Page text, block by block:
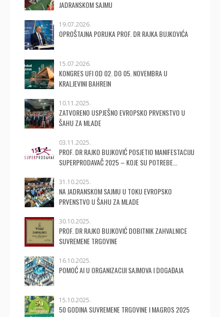
JADRANSKOM SAJMU
19.07.2026.
OPROŠTAJNA PORUKA PROF. DR RAJKA BUJKOVIĆA
15.07.2026.
KONGRES UFI OD 02. DO 05. NOVEMBRA U
KRALJEVINI BAHREIN
10.11.2025.
ZATVORENO USPJEŠNO EVROPSKO PRVENSTVO U
ŠAHU ZA MLADE
03.11.2025.
PROF. DR RAJKO BUJKOVIĆ POSJETIO MANIFESTACIJU
SUPERPRODAVAČ 2025 – KOJE SU POTREBE...
31.10.2025.
NA JADRANSKOM SAJMU U TOKU EVROPSKO
PRVENSTVO U ŠAHU ZA MLADE
30.10.2025.
PROF. DR RAJKO BUJKOVIĆ DOBITNIK ZAHVALNICE
SUVREMENE TRGOVINE
16.10.2025.
POMOĆ AI U ORGANIZACIJI SAJMOVA I DOGAĐAJA
15.10.2025.
50 GODINA SUVREMENE TRGOVINE I MAGROS 2025